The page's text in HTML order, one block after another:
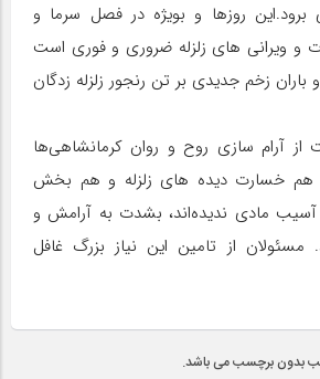
روزها و بویژه در فصل سرما و
و ویرانی های زلزله ضروری و فوری است
باران زخم جدیدی بر تن رنجور زلزله زدگان
از آرام ‌سازی روح و روان کرمانشاهی‌ها
هم خسارت دیده های زلزله و هم بخش
مادی ندیده‌اند، بشدت به آرامش و
از تامین این نیاز بزرگ غافل
بدون برچسب می باشد.